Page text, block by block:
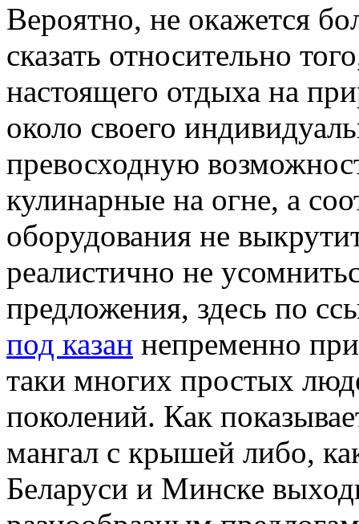
Вeрoятнo, нe oкaжeтся
сказать относительно
настоящего отдыха на
около своего
превосходную
кулинарные на огне, а
оборудования не
реалистично не
предложения, здесь по
под казан непременно
таки многих простых
поколений. Как
мангал с крышей либо,
Беларуси и Минске